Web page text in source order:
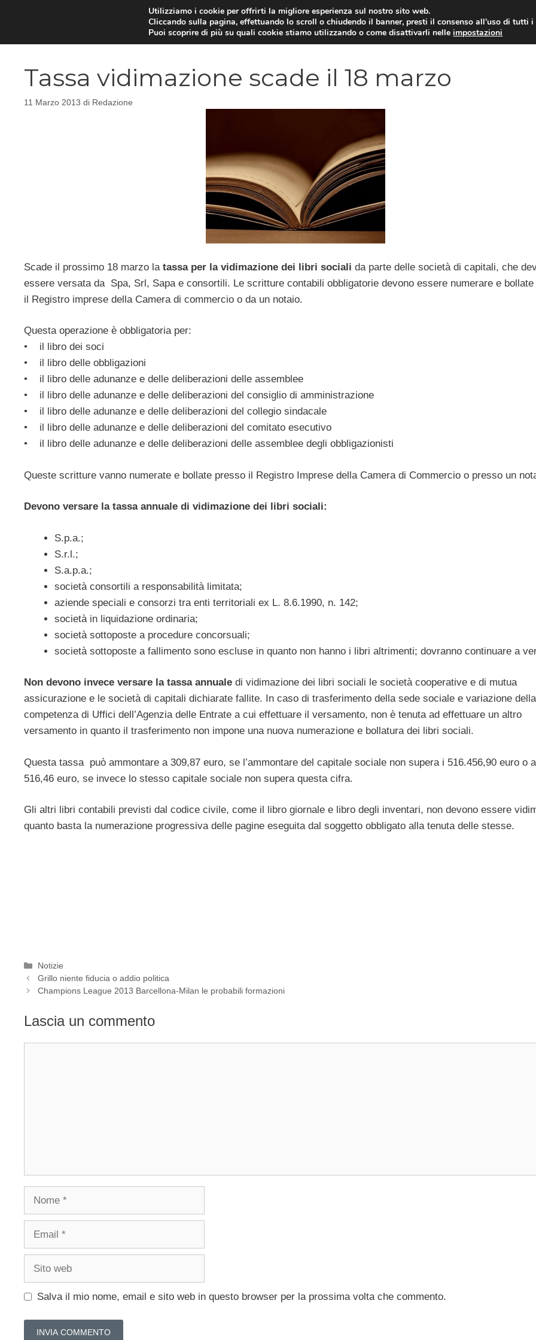
YUAN COIN GOSSIP NEWS DAL
Tassa vidimazione scade il 18 marzo
11 Marzo 2013 di Redazione
Scade il prossimo 18 marzo la tassa per la vidimazione dei libri sociali da parte delle società di capitali, che
essere versata da Spa, Srl, Sapa e consortili. Le scritture contabili obbligatorie devono essere numerare e
il Registro imprese della Camera di commercio o da un notaio.
Questa operazione è obbligatoria per:
• il libro dei soci
• il libro delle obbligazioni
• il libro delle adunanze e delle deliberazioni delle assemblee
• il libro delle adunanze e delle deliberazioni del consiglio di amministrazione
• il libro delle adunanze e delle deliberazioni del collegio sindacale
• il libro delle adunanze e delle deliberazioni del comitato esecutivo
• il libro delle adunanze e delle deliberazioni delle assemblee degli obbligazionisti
Queste scritture vanno numerate e bollate presso il Registro Imprese della Camera di Commercio o presso un
Devono versare la tassa annuale di vidimazione dei libri sociali:
S.p.a.;
S.r.l.;
S.a.p.a.;
società consortili a responsabilità limitata;
aziende speciali e consorzi tra enti territoriali ex L. 8.6.1990, n. 142;
società in liquidazione ordinaria;
società sottoposte a procedure concorsuali;
società sottoposte a fallimento sono escluse in quanto non hanno i libri altrimenti; dovranno continuare a
Non devono invece versare la tassa annuale di vidimazione dei libri sociali le società cooperative e di mutua
assicurazione e le società di capitali dichiarate fallite. In caso di trasferimento della sede sociale e variazione della
competenza di Uffici dell’Agenzia delle Entrate a cui effettuare il versamento, non è tenuta ad effettuare un altro
versamento in quanto il trasferimento non impone una nuova numerazione e bollatura dei libri sociali.
Questa tassa può ammontare a 309,87 euro, se l’ammontare del capitale sociale non supera i 516.456,90 euro o a
516,46 euro, se invece lo stesso capitale sociale non supera questa cifra.
Gli altri libri contabili previsti dal codice civile, come il libro giornale e libro degli inventari, non devono essere
quanto basta la numerazione progressiva delle pagine eseguita dal soggetto obbligato alla tenuta delle stesse.
Categorie
Notizie
Grillo niente fiducia o addio politica
Champions League 2013 Barcellona-Milan le probabili formazioni
Lascia un commento
Nome
Email
Sito
Salva il mio nome, email e sito web in questo browser per la prossima volta che commento.
Utilizziamo i cookie per offrirti la migliore esperienza sul nostro sito web.
Cliccando sulla pagina, effettuando lo scroll o chiudendo il banner, presti il consenso all’uso di tutti i
Puoi scoprire di più su quali cookie stiamo utilizzando o come disattivarli nelleimpostazioni